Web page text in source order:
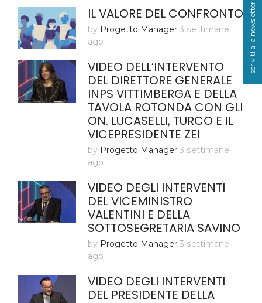
IL VALORE DEL CONFRONTO
by Progetto Manager 3 settimane
ago
VIDEO DELL’INTERVENTO
DEL DIRETTORE GENERALE
INPS VITTIMBERGA E DELLA
TAVOLA ROTONDA CON GLI
ON. LUCASELLI, TURCO E IL
VICEPRESIDENTE ZEI
by Progetto Manager 3 settimane
ago
VIDEO DEGLI INTERVENTI
DEL VICEMINISTRO
VALENTINI E DELLA
SOTTOSEGRETARIA SAVINO
by Progetto Manager 3 settimane
ago
VIDEO DEGLI INTERVENTI
DEL PRESIDENTE DELLA
Iscriviti alla newsletter